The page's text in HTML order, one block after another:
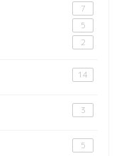
7
5
2
14
3
5